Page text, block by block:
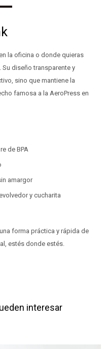
la oficina o donde quieras
Su diseño transparente y
sino que mantiene la
famosa a la AeroPress en
de BPA
amargor
y cucharita
forma práctica y rápida de
estés donde estés.
interesar